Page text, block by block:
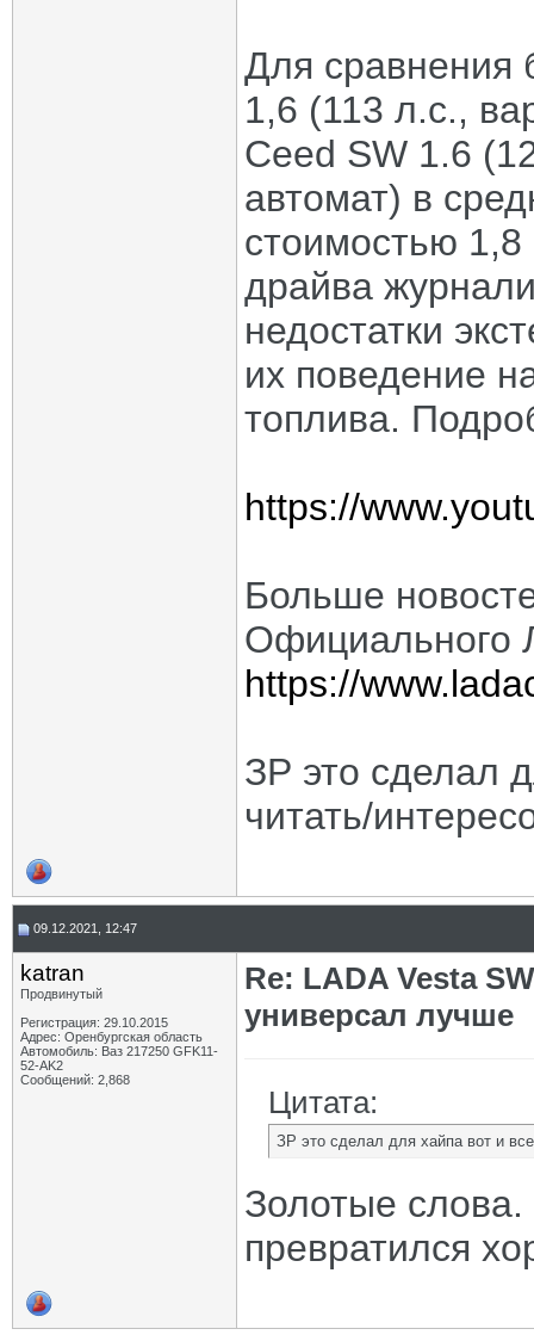
Для сравнения
1,6 (113 л.с.,
Ceed SW 1.6
автомат) в
стоимостью
драйва
недостатки
их поведение
топлива.
https://
Больше
Официального
https://
ЗР это сделал
читать/
09.12.2021, 12:47
katran
Продвинутый
Регистрация: 29.10.2015
Адрес: Оренбургская область
Автомобиль: Ваз 217250 GFK11-
52-AK2
Сообщений: 2,868
Re: LADA Vesta
универсал лучше
Цитата:
ЗР это сделал для хайпа вот и
Золотые
превратился